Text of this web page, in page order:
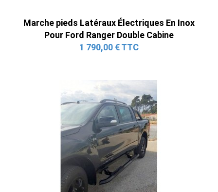
Marche pieds Latéraux Électriques En Inox
Pour Ford Ranger Double Cabine
1 790,00 € TTC